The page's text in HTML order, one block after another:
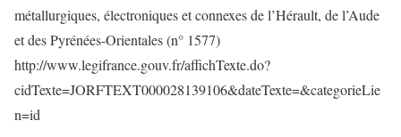
métallurgiques, électroniques et connexes de l’Hérault, de l’Aude
et des Pyrénées-Orientales (n° 1577)
http://www.legifrance.gouv.fr/affichTexte.do?
cidTexte=JORFTEXT000028139106&dateTexte=&categorieLie
n=id